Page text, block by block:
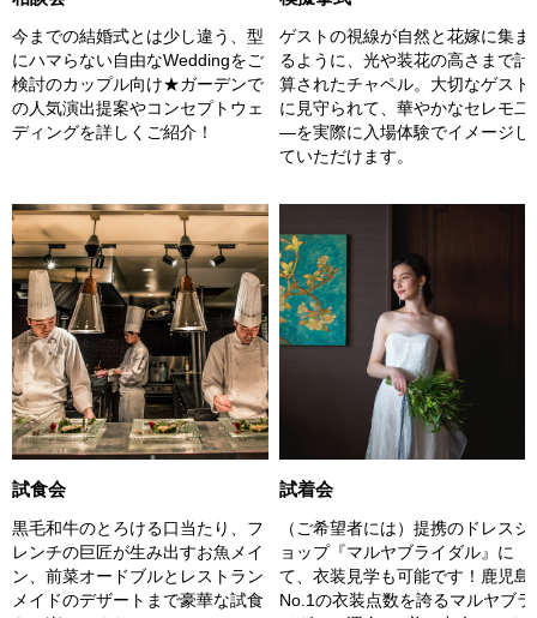
今までの結婚式とは少し違う、型
にハマらない自由なWeddingをご
検討のカップル向け★ガーデンで
の人気演出提案やコンセプトウェ
ディングを詳しくご紹介！
ゲストの視線が自然と花嫁に集ま
るように、光や装花の高さまで計
算されたチャペル。大切なゲスト
に見守られて、華やかなセレモ二
―を実際に入場体験でイメージし
ていただけます。
試食会
黒毛和牛のとろける口当たり、フ
レンチの巨匠が生み出すお魚メイ
ン、前菜オードブルとレストラン
メイドのデザートまで豪華な試食
試着会
（ご希望者には）提携のドレスシ
ョップ『マルヤブライダル』に
て、衣装見学も可能です！鹿児島
No.1の衣装点数を誇るマルヤブラ